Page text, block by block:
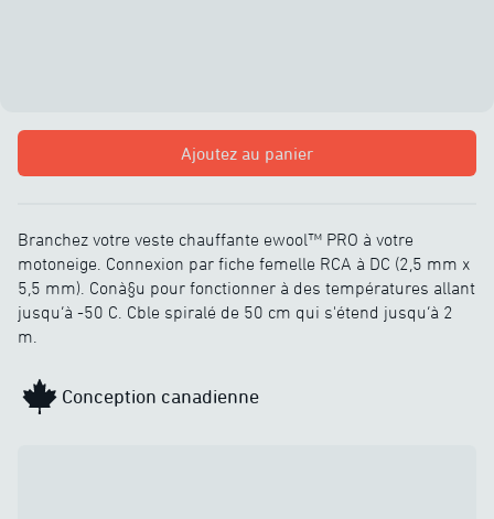
Ajoutez au panier
Branchez votre veste chauffante ewool™ PRO à votre
motoneige. Connexion par fiche femelle RCA à DC (2,5 mm x
5,5 mm). Conà§u pour fonctionner à des températures allant
jusqu’à -50 C. Cble spiralé de 50 cm qui s'étend jusqu’à 2
m.
Conception canadienne